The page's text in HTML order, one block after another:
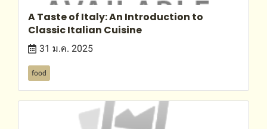
A Taste of Italy: An Introduction to
Classic Italian Cuisine
31 ม.ค. 2025
food